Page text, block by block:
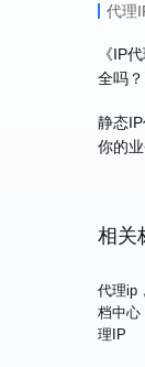
代理
《IP
全吗？
静态
你的
相关
代理ip ，
档中心
理IP